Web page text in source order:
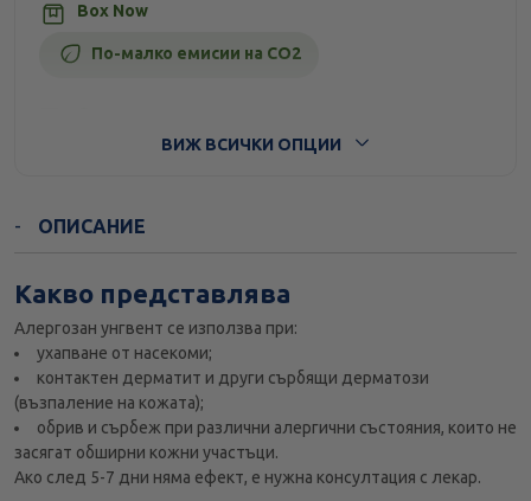
Box Now
По-малко емисии на CO2
ВИЖ ВСИЧКИ ОПЦИИ
ОПИСАНИЕ
Какво представлява
Алергозан унгвент се използва при:
ухапване от насекоми;
контактен дерматит и други сърбящи дерматози
(възпаление на кожата);
обрив и сърбеж при различни алергични състояния, които не
засягат обширни кожни участъци.
Ако след 5-7 дни няма ефект, е нужна консултация с лекар.